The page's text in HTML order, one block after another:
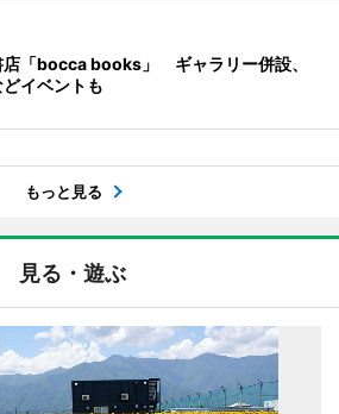
店「bocca books」 ギャラリー併設、
イベントも
もっと見る
見る・遊ぶ